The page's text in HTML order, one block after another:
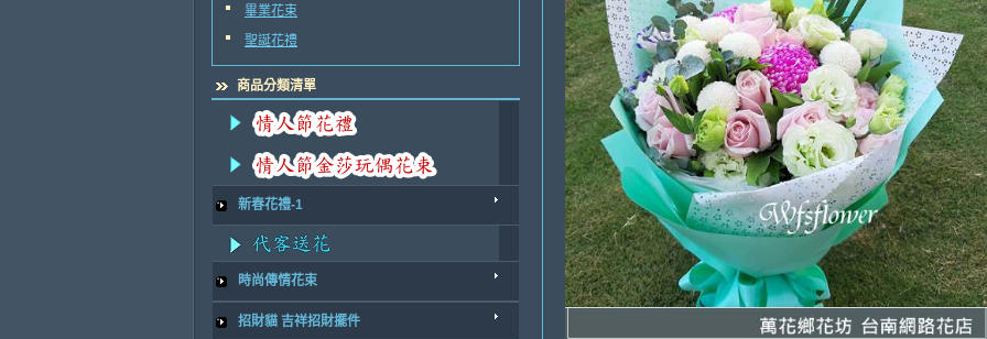
畢業花束
聖誕花禮
商品分類清單
新春花禮-1
時尚傳情花束
招財貓 吉祥招財擺件